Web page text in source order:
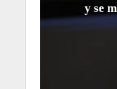
y se